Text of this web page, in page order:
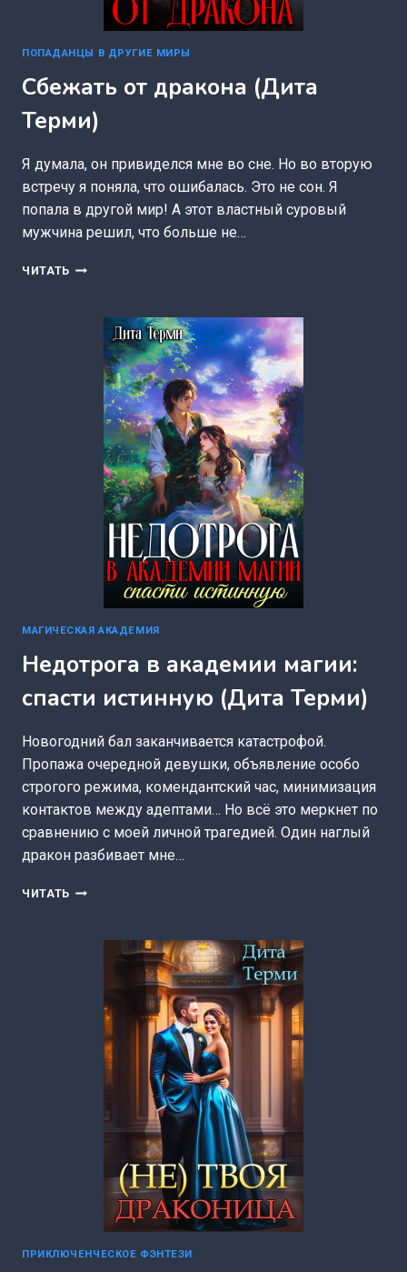
ПОПАДАНЦЫ В ДРУГИЕ МИРЫ
Сбежать от дракона (Дита
Терми)
Я думала, он привиделся мне во сне. Но во вторую
встречу я поняла, что ошибалась. Это не сон. Я
попала в другой мир! А этот властный суровый
мужчина решил, что больше не…
ЧИТАТЬ СБЕЖАТЬ
(ДИТА
ТЕРМИ)
МАГИЧЕСКАЯ АКАДЕМИЯ
Недотрога в академии магии:
спасти истинную (Дита Терми)
Новогодний бал заканчивается катастрофой.
Пропажа очередной девушки, объявление особо
строгого режима, комендантский час, минимизация
контактов между адептами… Но всё это меркнет по
сравнению с моей личной трагедией. Один наглый
дракон разбивает мне…
ЧИТАТЬ НЕДОТРОГА
МАГИИ:
ИСТИННУЮ
ТЕРМИ)
ПРИКЛЮЧЕНЧЕСКОЕ ФЭНТЕЗИ